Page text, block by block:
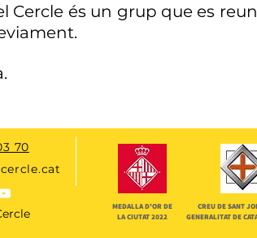
Cercle és un grup que es
70
CREU DE SANT
GENERALITAT DE
MEDALLA D'OR DE
LA CIUTAT 2022